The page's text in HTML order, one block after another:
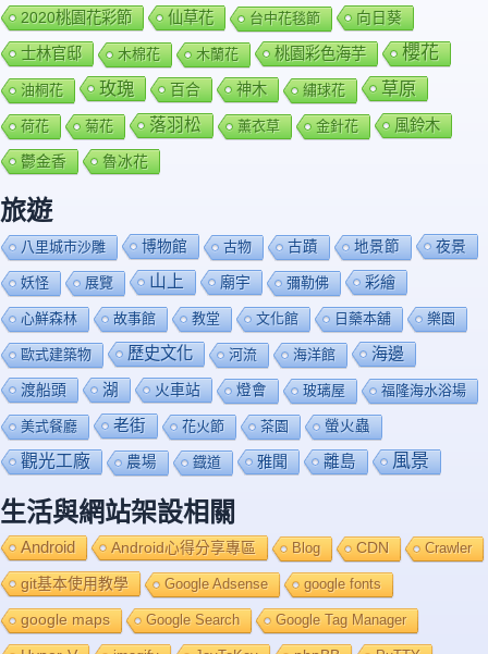
2020桃園花彩節
仙草花 台中花毯節 向日葵
士林官邸 木棉花 木蘭花 桃園彩色海芋 櫻花
油桐花 玫瑰 百合 神木 繡球花 草原
荷花 菊花 落羽松 薰衣草 金針花 風鈴木
鬱金香 魯冰花
旅遊
八里城市沙雕 博物館 古物 古蹟 地景節 夜景
妖怪 展覽 山上 廟宇 彌勒佛 彩繪
心鮮森林 故事館 教堂 文化館 日藥本舖 樂園
歐式建築物 歷史文化 河流 海洋館 海邊
渡船頭 湖 火車站 燈會 玻璃屋 福隆海水浴場
美式餐廳 老街 花火節 茶園 螢火蟲
觀光工廠 農場 鐡道 雅聞 離島 風景
生活與網站架設相關
Android Android心得分享專區 Blog CDN Crawler
git基本使用教學 Google Adsense google fonts
google maps Google Search Google Tag Manager